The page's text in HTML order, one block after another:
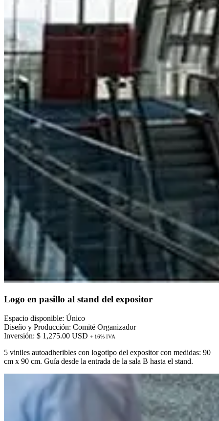
Logo en pasillo al stand del expositor
Espacio disponible: Único
Diseño y Producción: Comité Organizador
Inversión: $ 1,275.00 USD + 16% IVA
5 viniles autoadheribles con logotipo del expositor con medidas: 90
cm x 90 cm. Guía desde la entrada de la sala B hasta el stand.